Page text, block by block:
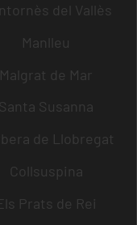
del Vallès
Manlleu
Malgrat de Mar
Santa Susanna
de Llobregat
Collsuspina
Prats de Rei